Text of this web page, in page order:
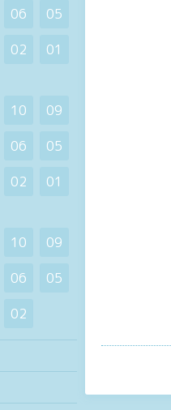
06
05
02 01
10
09
06
05
02 01
10
09
06
05
02